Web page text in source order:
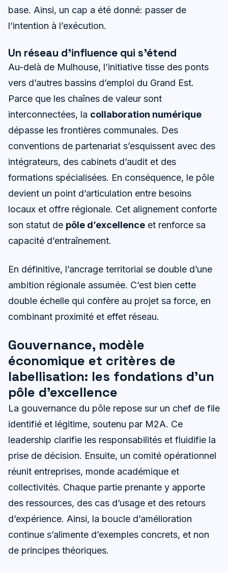
base. Ainsi, un cap a été donné: passer de
l’intention à l’exécution.
Un réseau d’influence qui s’étend
Au-delà de Mulhouse, l’initiative tisse des ponts
vers d’autres bassins d’emploi du Grand Est.
Parce que les chaînes de valeur sont
interconnectées, la collaboration numérique
dépasse les frontières communales. Des
conventions de partenariat s’esquissent avec des
intégrateurs, des cabinets d’audit et des
formations spécialisées. En conséquence, le pôle
devient un point d’articulation entre besoins
locaux et offre régionale. Cet alignement conforte
son statut de pôle d’excellence et renforce sa
capacité d’entraînement.
En définitive, l’ancrage territorial se double d’une
ambition régionale assumée. C’est bien cette
double échelle qui confère au projet sa force, en
combinant proximité et effet réseau.
Gouvernance, modèle
économique et critères de
labellisation: les fondations d’un
pôle d’excellence
La gouvernance du pôle repose sur un chef de file
identifié et légitime, soutenu par M2A. Ce
leadership clarifie les responsabilités et fluidifie la
prise de décision. Ensuite, un comité opérationnel
réunit entreprises, monde académique et
collectivités. Chaque partie prenante y apporte
des ressources, des cas d’usage et des retours
d’expérience. Ainsi, la boucle d’amélioration
continue s’alimente d’exemples concrets, et non
de principes théoriques.